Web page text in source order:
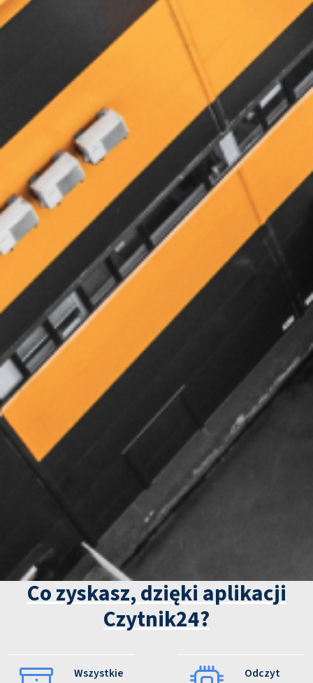
Co zyskasz, dzięki aplikacji
Czytnik24?
Wszystkie
Odczyt